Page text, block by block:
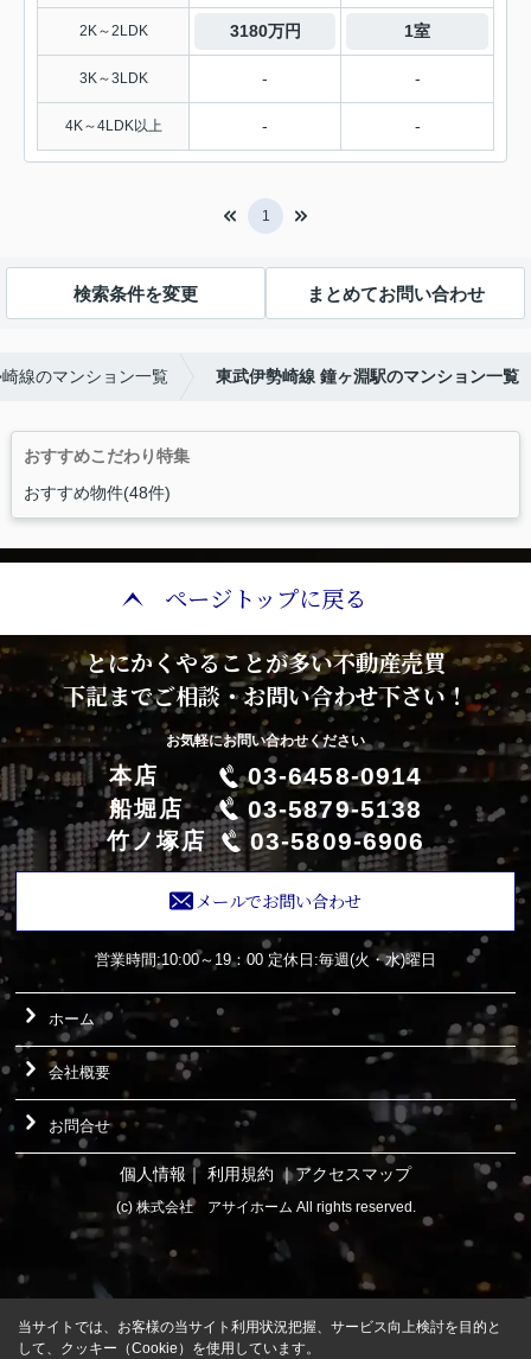
2K～2LDK 3180万円 1室
3K～3LDK - -
4K～4LDK以上 - -
1
検索条件を変更 まとめてお問い合わせ
線のマンション一覧 東武伊勢崎線 鐘ヶ淵駅のマンション一覧
おすすめこだわり特集
おすすめ物件(48件)
ページトップに戻る
とにかくやることが多い不動産売買
下記までご相談・お問い合わせ下さい！
お気軽にお問い合わせください
本店 03-6458-0914
船堀店 03-5879-5138
竹ノ塚店 03-5809-6906
メールでお問い合わせ
営業時間:10:00～19：00 定休日:毎週(火・水)曜日
ホーム
会社概要
お問合せ
個人情報 ｜ 利用規約 ｜アクセスマップ
(c) 株式会社 アサイホーム All rights reserved.
当サイトでは、お客様の当サイト利用状況把握、サービス向上検討を目的と
して、クッキー（Cookie）を使用しています。